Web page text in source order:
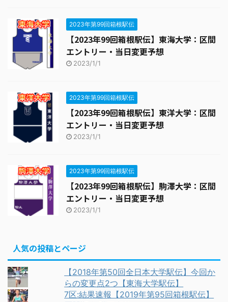
2023年第99回箱根駅伝
【2023年99回箱根駅伝】東海大学：区間
エントリー・当日変更予想
2023/1/1
2023年第99回箱根駅伝
【2023年99回箱根駅伝】東洋大学：区間
エントリー・当日変更予想
2023/1/1
2023年第99回箱根駅伝
【2023年99回箱根駅伝】駒澤大学：区間
エントリー・当日変更予想
2023/1/1
人気の投稿とページ
【2018年第50回全日本大学駅伝】今回か
らの変更点2つ【東海大学駅伝】
7区:結果速報【2019年第95回箱根駅伝】